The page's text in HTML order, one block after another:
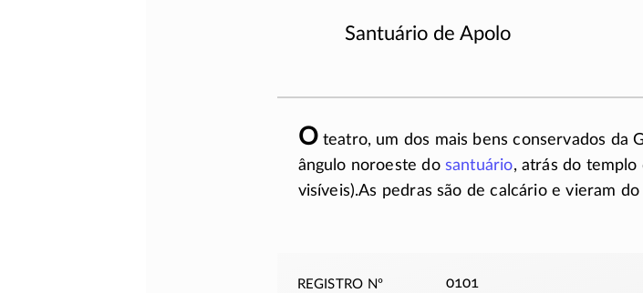
Santuário de Apolo
Oteatro, um dos mais bens conservados da
ângulo noroeste do santuário, atrás do templo
visíveis).As pedras são de calcário e vieram
registro nº 0101